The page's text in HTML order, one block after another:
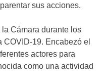
sus acciones.
Cámara durante los
19. Encabezó el
actores para
como una actividad